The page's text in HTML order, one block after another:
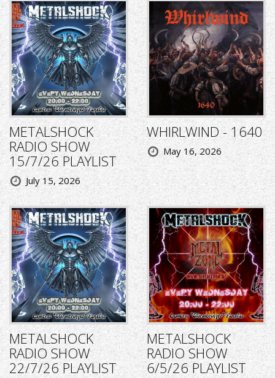
METALSHOCK
RADIO SHOW
15/7/26 PLAYLIST
July 15, 2026
WHIRLWIND - 1640
May 16, 2026
METALSHOCK
RADIO SHOW
22/7/26 PLAYLIST
METALSHOCK
RADIO SHOW
6/5/26 PLAYLIST